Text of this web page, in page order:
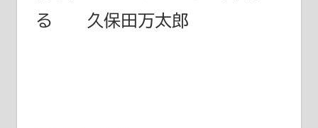
る 久保田万太郎